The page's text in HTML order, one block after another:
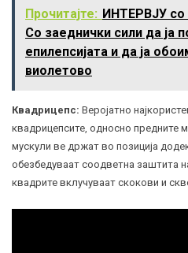
Прочитајте: ИНТЕРВЈУ со
Со заеднички сили да ја
епилепсијата и да ја
виолетово
Квадрицепс: Веројатно
квадрицепсите, односно предните
мускули ве држат во позиција
обезбедуваат соодветна заштита
квадрите вклучуваат скокови и